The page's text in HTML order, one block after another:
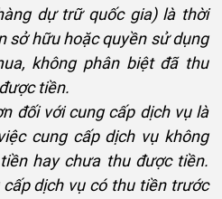
dự trữ quốc gia) là thời
sở hữu hoặc quyền sử dụng
không phân biệt đã thu
tiền.
đối với cung cấp dịch vụ là
cung cấp dịch vụ không
hay chưa thu được tiền.
dịch vụ có thu tiền trước